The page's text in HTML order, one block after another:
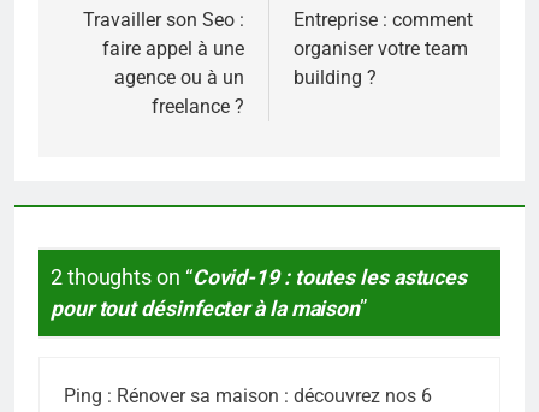
de
l’article
Travailler son Seo :
faire appel à une
agence ou à un
freelance ?
Entreprise : comment
organiser votre team
building ?
2 thoughts on “Covid-19 : toutes les astuces
pour tout désinfecter à la maison”
Ping : Rénover sa maison : découvrez nos 6